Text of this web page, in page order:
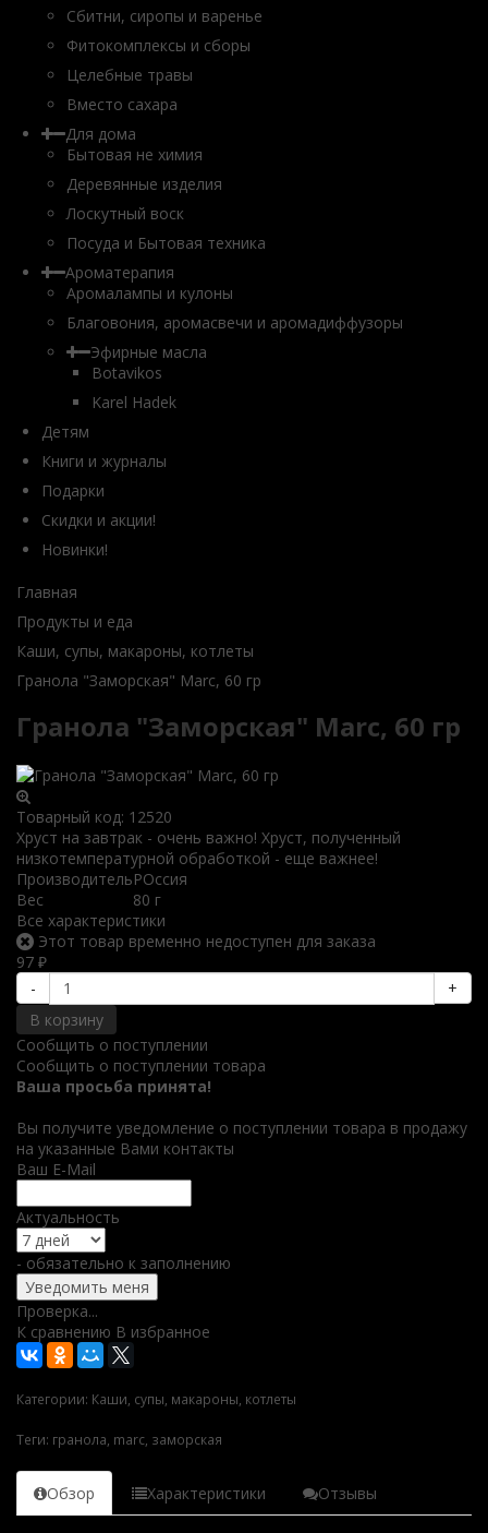
Сбитни, сиропы и варенье
Фитокомплексы и сборы
Целебные травы
Вместо сахара
Для дома
Бытовая не химия
Деревянные изделия
Лоскутный воск
Посуда и Бытовая техника
Ароматерапия
Аромалампы и кулоны
Благовония, аромасвечи и аромадиффузоры
Эфирные масла
Botavikos
Karel Hadek
Детям
Книги и журналы
Подарки
Скидки и акции!
Новинки!
Главная
Продукты и еда
Каши, супы, макароны, котлеты
Гранола "Заморская" Marc, 60 гр
Гранола "Заморская" Marc, 60 гр
Товарный код: 12520
Хруст на завтрак - очень важно! Хруст, полученный
низкотемпературной обработкой - еще важнее!
ПроизводительРОссия
Вес
80 г
Все характеристики
Этот товар временно недоступен для заказа
97 ₽
-
+
В корзину
Сообщить о поступлении
Сообщить о поступлении товара
Ваша просьба принята!
Вы получите уведомление о поступлении товара в продажу
на указанные Вами контакты
Ваш E-Mail
Актуальность
- обязательно к заполнению
Проверка...
К сравнению В избранное
Категории: Каши, супы, макароны, котлеты
Теги: гранола marc заморская
Обзор Характеристики Отзывы